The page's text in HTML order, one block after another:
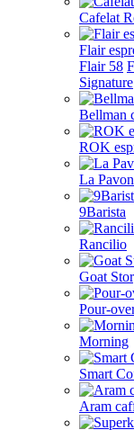
Cafelat
Flair
Flair 58
Signature
Bellman
ROK
La
9Barista
Rancilio
Goat
Pour-
Morning
Smart
Aram